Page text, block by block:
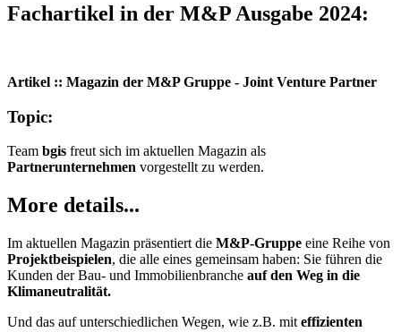
Fachartikel in der M&P Ausgabe 2024:
Artikel :: Magazin der M&P Gruppe - Joint Venture Partner
Topic:
Team bgis freut sich im aktuellen Magazin als
Partnerunternehmen vorgestellt zu werden.
More details...
Im aktuellen Magazin präsentiert die M&P-Gruppe eine Reihe von
Projektbeispielen, die alle eines gemeinsam haben: Sie führen die
Kunden der Bau- und Immobilienbranche auf den Weg in die
Klimaneutralität.
Und das auf unterschiedlichen Wegen, wie z.B. mit effizienten